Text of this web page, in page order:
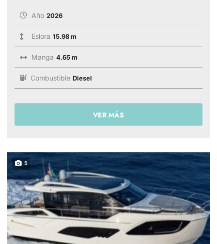
Año 2026
Eslora 15.98 m
Manga 4.65 m
Combustible Diesel
VER MÁS
5